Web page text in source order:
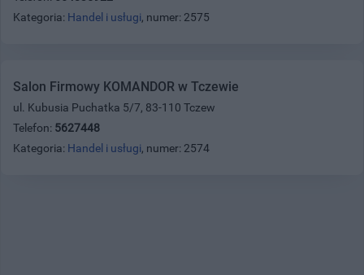
Kategoria: Handel i usługi, numer: 2575
Salon Firmowy KOMANDOR w Tczewie
ul. Kubusia Puchatka 5/7, 83-110 Tczew
Telefon: 5627448
Kategoria: Handel i usługi, numer: 2574